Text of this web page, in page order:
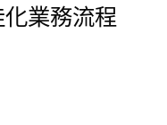
業務流程